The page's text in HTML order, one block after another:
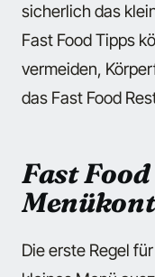
sicherlich das
Fast Food Tipps
vermeiden,
das Fast Food
Fast
Die erste Regel